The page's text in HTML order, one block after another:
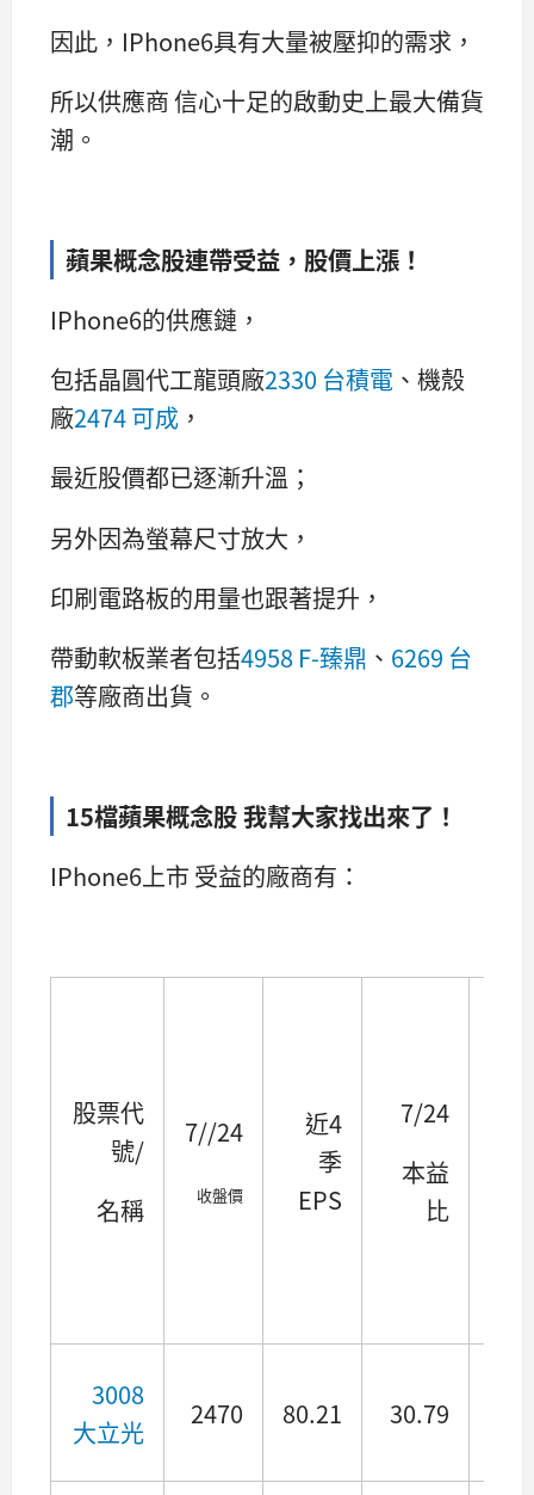
因此，IPhone6具有大量被壓抑的需求，
所以供應商 信心十足的啟動史上最大備貨
潮。
蘋果概念股連帶受益，股價上漲！
IPhone6的供應鏈，
包括晶圓代工龍頭廠2330 台積電 、機殼
廠2474 可成 ，
最近股價都已逐漸升溫；
另外因為螢幕尺寸放大，
印刷電路板的用量也跟著提升，
帶動軟板業者包括4958 F-臻鼎 、 6269 台
郡等廠商出貨。
15檔蘋果概念股 我幫大家找出來了！
IPhone6上市 受益的廠商有：
股票代
號/
名稱
7//24
收盤價
近4
季
EPS
7/24
本益
比
3008
大立光
2470 80.21 30.79